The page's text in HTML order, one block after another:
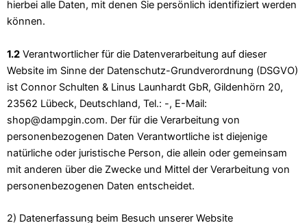
hierbei alle Daten, mit denen Sie persönlich identifiziert werden
können.
1.2 Verantwortlicher für die Datenverarbeitung auf dieser
Website im Sinne der Datenschutz-Grundverordnung (DSGVO)
ist Connor Schulten & Linus Launhardt GbR, Gildenhörn 20,
23562 Lübeck, Deutschland, Tel.: -, E-Mail:
shop@dampgin.com. Der für die Verarbeitung von
personenbezogenen Daten Verantwortliche ist diejenige
natürliche oder juristische Person, die allein oder gemeinsam
mit anderen über die Zwecke und Mittel der Verarbeitung von
personenbezogenen Daten entscheidet.
2) Datenerfassung beim Besuch unserer Website